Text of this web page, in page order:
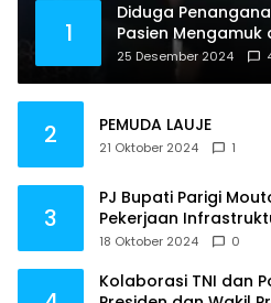
1
Diduga
Pasien Mengamuk
25 Desember 2024
2 PEMUDA LAUJE
21 Oktober 2024 1
3
PJ Bupati Parigi
Pekerjaan
18 Oktober 2024 0
Kolaborasi TNI dan